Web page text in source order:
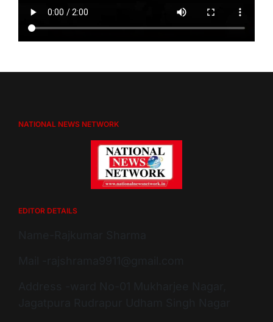
NATIONAL NEWS NETWORK
EDITOR DETAILS